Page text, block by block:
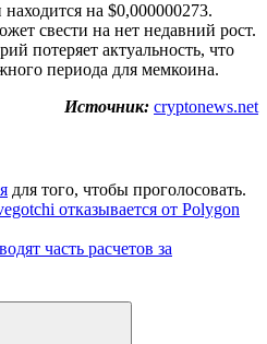
на $0,000000273.
свести на нет недавний рост.
потеряет актуальность, что
периода для мемкоина.
Источник: cryptonews.net
для того, чтобы проголосовать.
отказывается от Polygon
часть расчетов за